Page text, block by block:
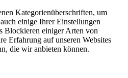
Kategorienüberschriften, um
einige Ihrer Einstellungen
Blockieren einiger Arten von
Erfahrung auf unseren Websites
die wir anbieten können.